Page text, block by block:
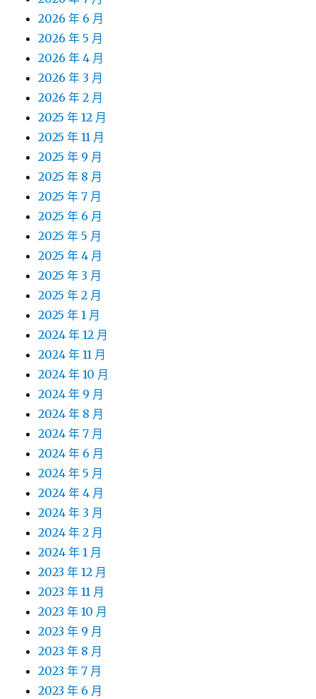
2026 年 6 月
2026 年 5 月
2026 年 4 月
2026 年 3 月
2026 年 2 月
2025 年 12 月
2025 年 11 月
2025 年 9 月
2025 年 8 月
2025 年 7 月
2025 年 6 月
2025 年 5 月
2025 年 4 月
2025 年 3 月
2025 年 2 月
2025 年 1 月
2024 年 12 月
2024 年 11 月
2024 年 10 月
2024 年 9 月
2024 年 8 月
2024 年 7 月
2024 年 6 月
2024 年 5 月
2024 年 4 月
2024 年 3 月
2024 年 2 月
2024 年 1 月
2023 年 12 月
2023 年 11 月
2023 年 10 月
2023 年 9 月
2023 年 8 月
2023 年 7 月
2023 年 6 月